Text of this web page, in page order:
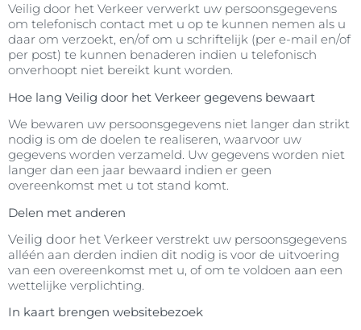
Veilig door het Verkeer verwerkt uw persoonsgegevens
om telefonisch contact met u op te kunnen nemen als u
daar om verzoekt, en/of om u schriftelijk (per e-mail en/of
per post) te kunnen benaderen indien u telefonisch
onverhoopt niet bereikt kunt worden.
Hoe lang Veilig door het Verkeer gegevens bewaart
We bewaren uw persoonsgegevens niet langer dan strikt
nodig is om de doelen te realiseren, waarvoor uw
gegevens worden verzameld. Uw gegevens worden niet
langer dan een jaar bewaard indien er geen
overeenkomst met u tot stand komt.
Delen met anderen
Veilig door het Verkeer verstrekt uw persoonsgegevens
alléén aan derden indien dit nodig is voor de uitvoering
van een overeenkomst met u, of om te voldoen aan een
wettelijke verplichting.
In kaart brengen websitebezoek